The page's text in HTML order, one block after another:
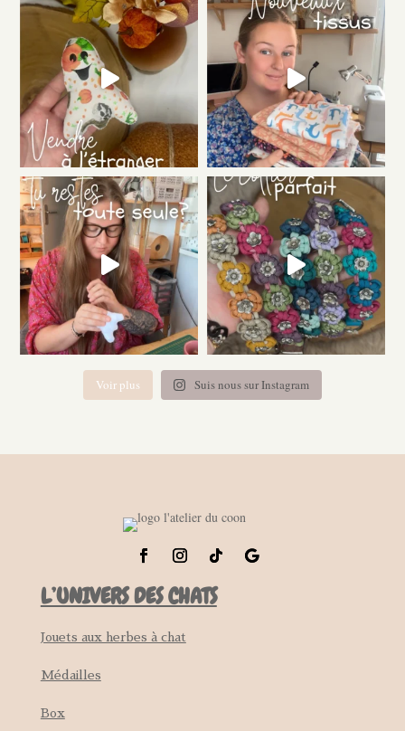
Voir plus Suis nous sur Instagram
L’UNIVERS DES CHATS
Jouets aux herbes à chat
Médailles
Box